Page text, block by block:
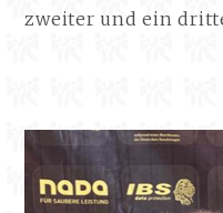
zweiter und ein